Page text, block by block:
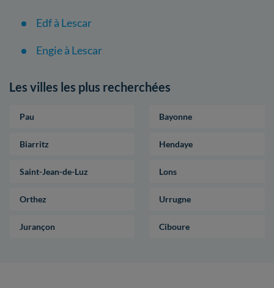
Edf à Lescar
Engie à Lescar
Les villes les plus recherchées
Pau Bayonne
Biarritz Hendaye
Saint-Jean-de-Luz Lons
Orthez Urrugne
Jurançon Ciboure